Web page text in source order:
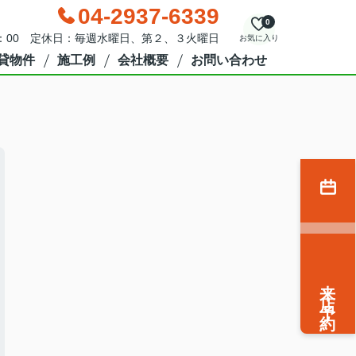
04-2937-6339
00 定休日：毎週水曜日、第２、３火曜日 お気に入り
0
物件 施工例 会社概要 お問い合わせ
来店予約